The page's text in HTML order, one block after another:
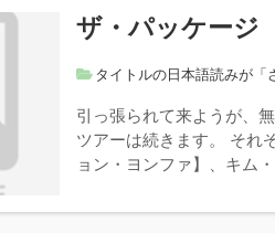
ザ・パッケージ
タイトルの日本語読みが「
引っ張られて来ようが、
ツアーは続きます。 それ
ョン・ヨンファ】、キム